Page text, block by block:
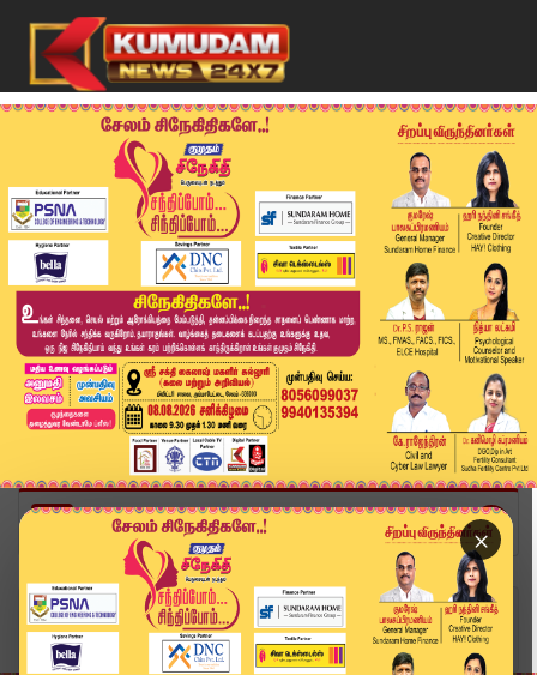
×
Home
தமிழ்நாடு
தமிழக மீனவர்கள் சிறைபிடிப்பு: உடனடி தூதரக நடவடி...